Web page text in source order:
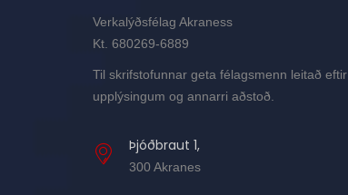
Verkalýðsfélag Akraness
Kt. 680269-6889
Til skrifstofunnar geta félagsmenn leitað eftir
upplýsingum og annarri aðstoð.
Þjóðbraut 1,
300 Akranes